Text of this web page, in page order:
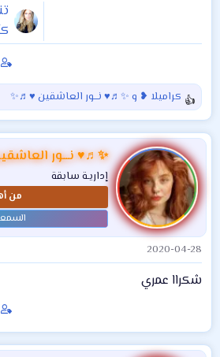
ا
ل
ت
ف
ا
ع
ل
ا
ت
:
كراميلا ❥ و ✨♬♥ نـــور العاشقين ♥♬✨
✨♬♥ نـــور
إداريـة سابقة
من
2020-04-28
شكراا عمري